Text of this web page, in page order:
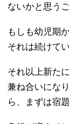
ないかと思う
もしも幼児期
それは続けて
それ以上新た
兼ね合いにな
ら、まずは宿